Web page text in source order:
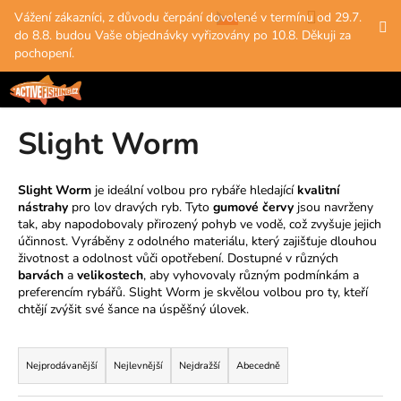
Přejít
obsah
Vážení zákazníci, z důvodu čerpání dovolené v termínu od 29.7.
do 8.8. budou Vaše objednávky vyřizovány po 10.8. Děkuji za
pochopení.
HledatPřihlášení
Slight Worm
Slight Worm je ideální volbou pro rybáře hledajícíkvalitní
nástrahy pro lov dravých ryb. Tyto gumové červy jsou navrženy
tak, aby napodobovaly přirozený pohyb ve vodě, což zvyšuje jejich
účinnost. Vyráběny z odolného materiálu, který zajišťuje dlouhou
životnost a odolnost vůči opotřebení. Dostupné v různých
barvách a velikostech, aby vyhovovaly různým podmínkám a
preferencím rybářů. Slight Worm je skvělou volbou pro ty, kteří
chtějí zvýšit své šance na úspěšný úlovek.
Ř
a
z
Nejprodávanější Nejlevnější Nejdražší Abecedně
í
k
Zpět
Zpět
C
p
t
ř
e
b
u
j
t
e